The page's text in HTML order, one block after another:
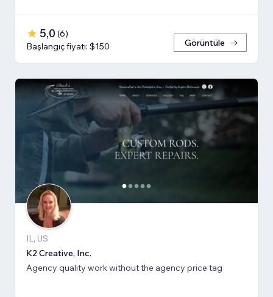
5,0 (6)
Başlangıç fiyatı: $150
Görüntüle
IL, US
K2 Creative, Inc.
Agency quality work without the agency price tag